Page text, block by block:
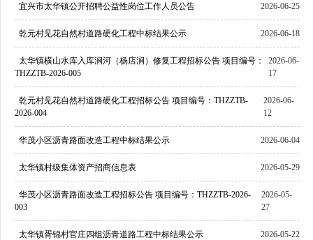
宜兴市太华镇公开招聘公益性岗位工作人员公告 2026-06-25
乾元村见花自然村道路硬化工程中标结果公示 2026-06-18
太华镇横山水库入库涧河（杨店涧）修复工程招标公告 项目编号：
THZZTB-2026-005
2026-06-
17
乾元村见花自然村道路硬化工程招标公告 项目编号：THZZTB-
2026-004
2026-06-
12
华茂小区沥青路面改造工程中标结果公示 2026-06-04
太华镇村级集体资产招商信息表 2026-05-29
华茂小区沥青路面改造工程招标公告 项目编号：THZZTB-2026-
003
2026-05-
27
太华镇胥锦村官庄四组沥青道路工程中标结果公示 2026-05-22